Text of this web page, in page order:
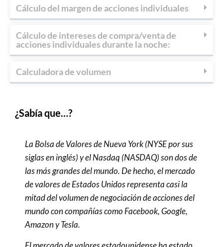
Cálculo del margen de acciones individuales
Cálculo de intereses de compra/venta de
acciones individuales durante la noche:
Calculadora de volumen
¿Sabía que…?
La Bolsa de Valores de Nueva York (NYSE por sus
siglas en inglés) y el Nasdaq (NASDAQ) son dos de
las más grandes del mundo. De hecho, el mercado
de valores de Estados Unidos representa casi la
mitad del volumen de negociación de acciones del
mundo con compañías como Facebook, Google,
Amazon y Tesla.